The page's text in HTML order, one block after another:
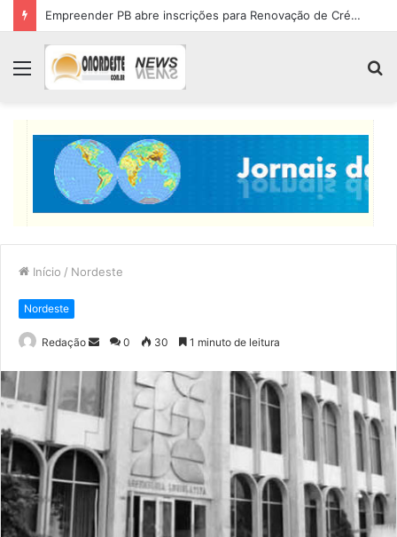
Empreender PB abre inscrições para Renovação de Crédito
Menu
Início / Nordeste
Nordeste
Redação
Mande
e-
mail
0 30 1 minuto de leitura